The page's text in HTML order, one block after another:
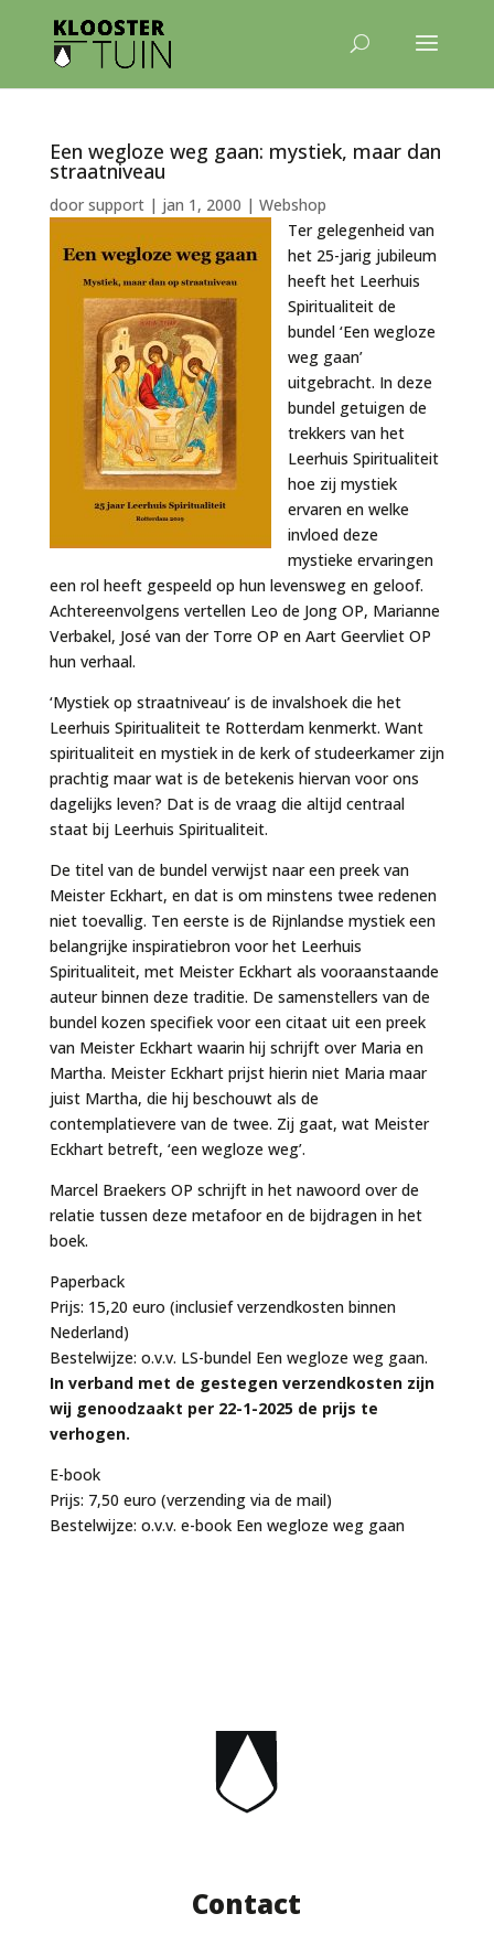
Een wegloze weg gaan: mystiek, maar dan
straatniveau
door support| jan 1, 2000 | Webshop
Ter gelegenheid van
het 25-jarig jubileum
heeft het Leerhuis
Spiritualiteit de
bundel ‘Een wegloze
weg gaan’
uitgebracht. In deze
bundel getuigen de
trekkers van het
Leerhuis Spiritualiteit
hoe zij mystiek
ervaren en welke
invloed deze
mystieke ervaringen
een rol heeft gespeeld op hun levensweg en geloof.
Achtereenvolgens vertellen Leo de Jong OP, Marianne
Verbakel, José van der Torre OP en Aart Geervliet OP
hun verhaal.
‘Mystiek op straatniveau’ is de invalshoek die het
Leerhuis Spiritualiteit te Rotterdam kenmerkt. Want
spiritualiteit en mystiek in de kerk of studeerkamer zijn
prachtig maar wat is de betekenis hiervan voor ons
dagelijks leven? Dat is de vraag die altijd centraal
staat bij Leerhuis Spiritualiteit.
De titel van de bundel verwijst naar een preek van
Meister Eckhart, en dat is om minstens twee redenen
niet toevallig. Ten eerste is de Rijnlandse mystiek een
belangrijke inspiratiebron voor het Leerhuis
Spiritualiteit, met Meister Eckhart als vooraanstaande
auteur binnen deze traditie. De samenstellers van de
bundel kozen specifiek voor een citaat uit een preek
van Meister Eckhart waarin hij schrijft over Maria en
Martha. Meister Eckhart prijst hierin niet Maria maar
juist Martha, die hij beschouwt als de
contemplatievere van de twee. Zij gaat, wat Meister
Eckhart betreft, ‘een wegloze weg’.
Marcel Braekers OP schrijft in het nawoord over de
relatie tussen deze metafoor en de bijdragen in het
boek.
Paperback
Prijs: 15,20 euro (inclusief verzendkosten binnen
Nederland)
Bestelwijze: o.v.v. LS-bundel Een wegloze weg gaan.
In verband met de gestegen verzendkosten zijn
wij genoodzaakt per 22-1-2025 de prijs te
verhogen.
E-book
Prijs: 7,50 euro (verzending via de mail)
Bestelwijze: o.v.v. e-book Een wegloze weg gaan
Contact